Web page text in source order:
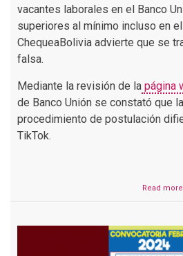
vacantes laborales en el Banco
superiores al mínimo incluso en
ChequeaBolivia advierte que se
falsa.
Mediante la revisión de la página
de Banco Unión se constató que
procedimiento de postulación
TikTok.
Read more